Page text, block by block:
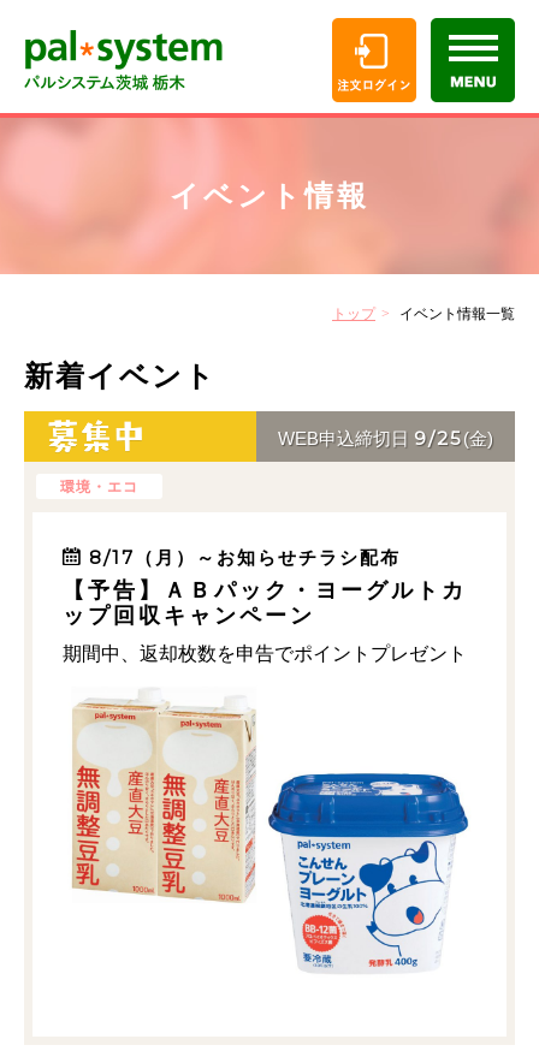
イベント情報
トップ イベント情報一覧
新着イベント
WEB申込締切日 9/25(金)
環境・エコ
8/17（月）～お知らせチラシ配布
【予告】ＡＢパック・ヨーグルトカ
ップ回収キャンペーン
期間中、返却枚数を申告でポイントプレゼント